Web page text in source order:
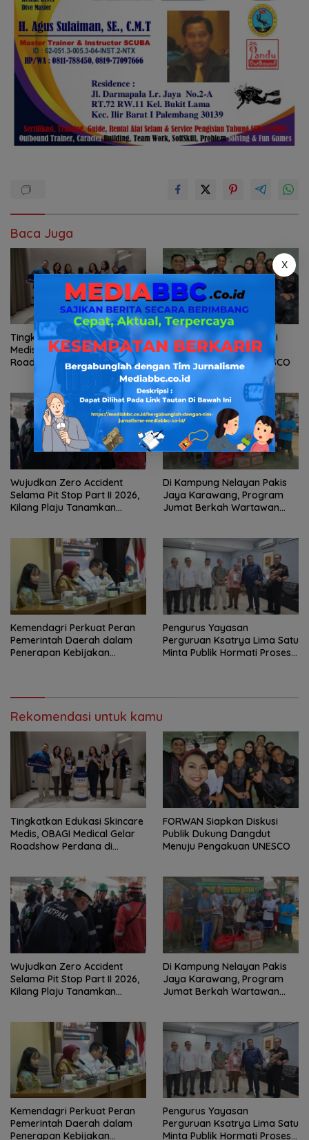
Baca Juga
Tingkatkan Edukasi Skincare
Medis, OBAGI Medical Gelar
Roadshow Perdana di
Foreverskin Clinic
FORWAN Siapkan Diskusi
Publik Dukung Dangdut
Menuju Pengakuan UNESCO
Wujudkan Zero Accident
Selama Pit Stop Part II 2026,
Kilang Plaju Tanamkan
Di Kampung Nelayan Pakis
Jaya Karawang, Program
Jumat Berkah Wartawan
Kemendagri Perkuat Peran
Pemerintah Daerah dalam
Penerapan Kebijakan
Pengurus Yayasan
Perguruan Ksatrya Lima Satu
Minta Publik Hormati Proses
Rekomendasi untuk kamu
Tingkatkan Edukasi Skincare
Medis, OBAGI Medical Gelar
Roadshow Perdana di
FORWAN Siapkan Diskusi
Publik Dukung Dangdut
Menuju Pengakuan UNESCO
Wujudkan Zero Accident
Selama Pit Stop Part II 2026,
Kilang Plaju Tanamkan
Di Kampung Nelayan Pakis
Jaya Karawang, Program
Jumat Berkah Wartawan
Kemendagri Perkuat Peran
Pemerintah Daerah dalam
Penerapan Kebijakan
Pengurus Yayasan
Perguruan Ksatrya Lima Satu
Minta Publik Hormati Proses
X